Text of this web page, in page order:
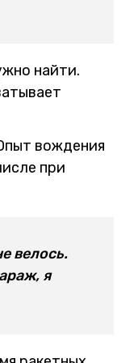
найти.
вождения
при
велось.
я